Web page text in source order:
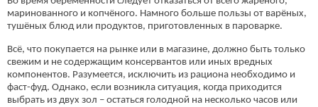
маринованного и копчёного. Намного больше пользы от варёных,
тушёных блюд или продуктов, приготовленных в пароварке.
Всё, что покупается на рынке или в магазине, должно быть только
свежим и не содержащим консервантов или иных вредных
компонентов. Разумеется, исключить из рациона необходимо и
фаст-фуд. Однако, если возникла ситуация, когда приходится
выбрать из двух зол – остаться голодной на несколько часов или